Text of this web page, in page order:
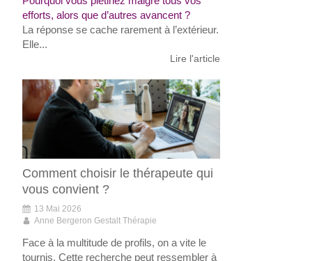
efforts, alors que d’autres avancent ?
La réponse se cache rarement à l’extérieur.
Elle...
Lire l'article
Comment choisir le thérapeute qui
vous convient ?
13 Mai 2026
Anne Bergeron Gestalt Thérapie
Face à la multitude de profils, on a vite le
tournis. Cette recherche peut ressembler à